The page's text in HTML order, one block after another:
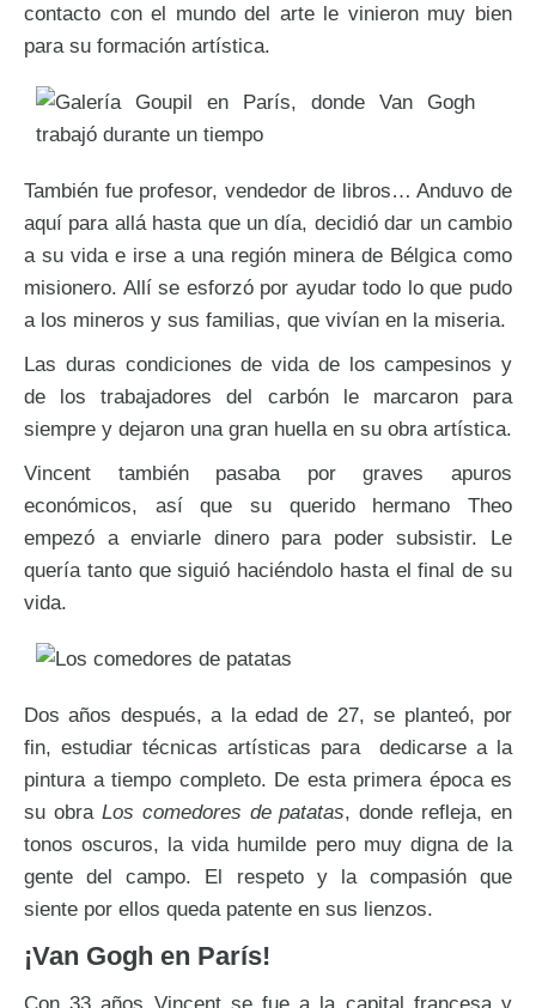
contacto con el mundo del arte le vinieron muy bien
para su formación artística.
También fue profesor, vendedor de libros… Anduvo de
aquí para allá hasta que un día, decidió dar un cambio
a su vida e irse a una región minera de Bélgica como
misionero. Allí se esforzó por ayudar todo lo que pudo
a los mineros y sus familias, que vivían en la miseria.
Las duras condiciones de vida de los campesinos y
de los trabajadores del carbón le marcaron para
siempre y dejaron una gran huella en su obra artística.
Vincent también pasaba por graves apuros
económicos, así que su querido hermano Theo
empezó a enviarle dinero para poder subsistir. Le
quería tanto que siguió haciéndolo hasta el final de su
vida.
Dos años después, a la edad de 27, se planteó, por
fin, estudiar técnicas artísticas para dedicarse a la
pintura a tiempo completo. De esta primera época es
su obra Los comedores de patatas, donde refleja, en
tonos oscuros, la vida humilde pero muy digna de la
gente del campo. El respeto y la compasión que
siente por ellos queda patente en sus lienzos.
¡Van Gogh en París!
Con 33 años Vincent se fue a la capital francesa y